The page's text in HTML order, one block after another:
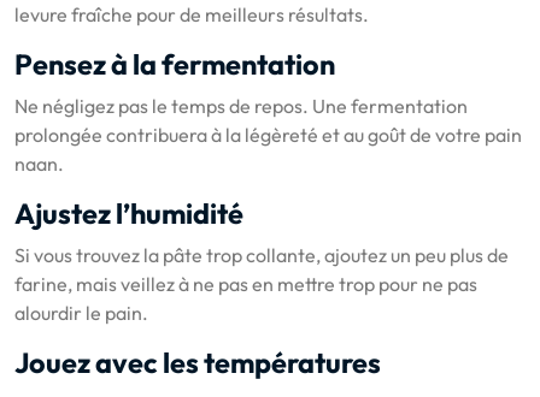
levure fraîche pour de meilleurs résultats.
Pensez à la fermentation
Ne négligez pas le temps de repos. Une fermentation
prolongée contribuera à la légèreté et au goût de votre pain
naan.
Ajustez l’humidité
Si vous trouvez la pâte trop collante, ajoutez un peu plus de
farine, mais veillez à ne pas en mettre trop pour ne pas
alourdir le pain.
Jouez avec les températures